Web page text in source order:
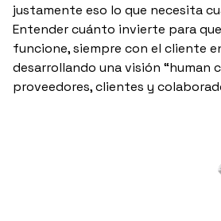
justamente eso lo que necesita
Entender cuánto invierte para
funcione, siempre con el cliente
desarrollando una visión “human
proveedores, clientes y